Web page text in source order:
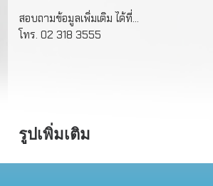
สอบถามข้อมูลเพิ่มเติม ได้ที่...
โทร. 02 318 3555
รูปเพิ่มเติม